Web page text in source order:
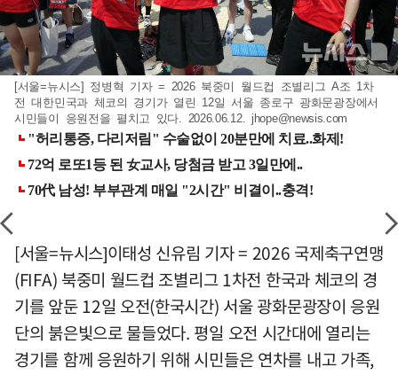
[서울=뉴시스] 정병혁 기자 = 2026 북중미 월드컵 조별리그 A조 1차
전 대한민국과 체코의 경기가 열린 12일 서울 종로구 광화문광장에서
시민들이 응원전을 펼치고 있다. 2026.06.12. jhope@newsis.com
[서울=뉴시스]이태성 신유림 기자 = 2026 국제축구연맹
(FIFA) 북중미 월드컵 조별리그 1차전 한국과 체코의 경
기를 앞둔 12일 오전(한국시간) 서울 광화문광장이 응원
단의 붉은빛으로 물들었다. 평일 오전 시간대에 열리는
경기를 함께 응원하기 위해 시민들은 연차를 내고 가족,